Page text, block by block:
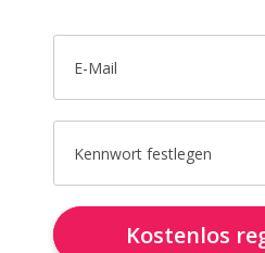
E-Mail
Kennwort festlegen
Kostenlos